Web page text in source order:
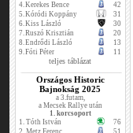
4.Kerekes Bence
42
5.Kóródi Koppány
31
6.Kiss László
30
7.Ruszó Krisztián
20
8.Endrődi László
13
9.Fóti Péter 11
teljes táblázat
Országos Historic
Bajnokság 2025
a 3.futam,
a Mecsek Rallye után
1. korcsoport
1. Tóth István
76
2. Metz Ferenc 51